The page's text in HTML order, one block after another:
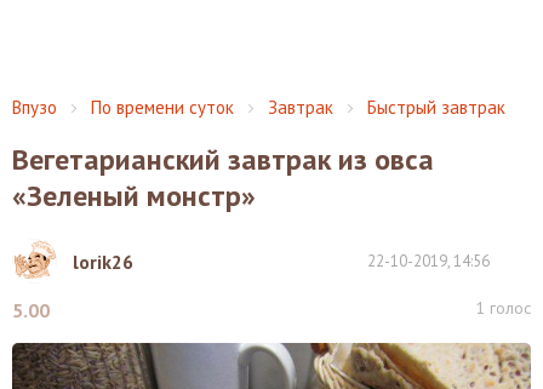
Впузо По времени суток Завтрак Быстрый завтрак
Вегетарианский завтрак из овса
«Зеленый монстр»
lorik26 22-10-2019, 14:56
5.00 1 голос